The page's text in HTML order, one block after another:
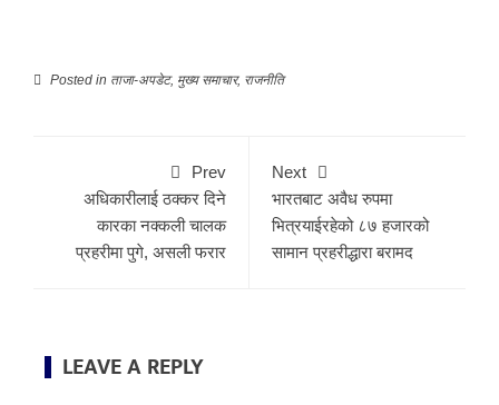
Posted in ताजा-अपडेट, मुख्य समाचार, राजनीति
Prev
अधिकारीलाई ठक्कर दिने
कारका नक्कली चालक
प्रहरीमा पुगे, असली फरार
Next
भारतबाट अवैध रुपमा
भित्रयाईरहेको ८७ हजारको
सामान प्रहरीद्धारा बरामद
LEAVE A REPLY